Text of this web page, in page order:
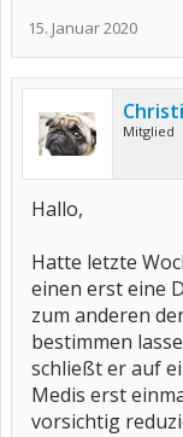
15. Januar 2020
Christi
Mitglied
Hallo,
Hatte letzte
einen erst eine
zum anderen
bestimmen
schließt er auf
Medis erst
vorsichtig